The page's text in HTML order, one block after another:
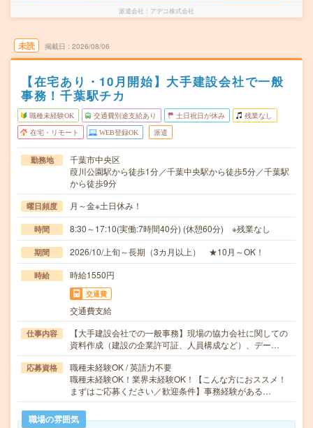
派遣会社 アデコ株式会社
未読 掲載日 2026/08/06
【在宅あり・10月開始】大手建設会社で一般
事務！千葉駅チカ
職種未経験OK 交通費別途支給あり 土日祝日が休み 残業なし
在宅・リモート WEB登録OK 派遣
勤務地
千葉市中央区
葭川公園駅から徒歩1分／千葉中央駅から徒歩5分／千葉駅
から徒歩9分
曜日頻度 月～金※土日休み！
時間 8:30～17:10(実働:7時間40分) (休憩60分) ※残業なし
期間 2026/10/上旬～長期（3カ月以上） ★10月～OK！
時給 時給1550円
交通費
交通費支給
仕事内容
【大手建設会社での一般事務】現場の協力会社に関しての
資料作成（建設の企業許可証、人員構成など）、デー…
応募資格
職種未経験OK / 英語力不要
職種未経験OK！業界未経験OK！【こんな方におススメ！
まずはご応募ください／歓迎条件】事務経験がある…
職場の雰囲気